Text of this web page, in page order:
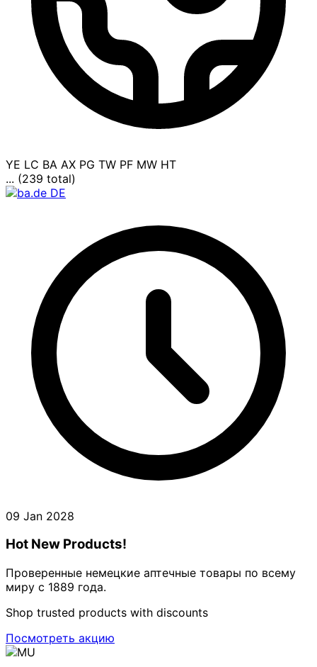
YE LC BA AX PG TW PF MW HT
... (239 total)
09 Jan 2028
Hot New Products!
Проверенные немецкие аптечные товары по всему
миру с 1889 года.
Shop trusted products with discounts
Посмотреть акцию